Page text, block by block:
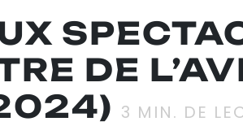
DE
3 MIN. DE